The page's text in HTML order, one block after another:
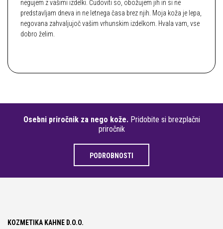
negujem z vašimi izdelki. Čudoviti so, obožujem jih in si ne
predstavljam dneva in ne letnega časa brez njih. Moja koža je lepa,
negovana zahvaljujoč vašim vrhunskim izdelkom. Hvala vam, vse
dobro želim.
Osebni priročnik za nego kože. Pridobite si brezplačni
priročnik
PODROBNOSTI
KOZMETIKA KAHNE D.O.O.